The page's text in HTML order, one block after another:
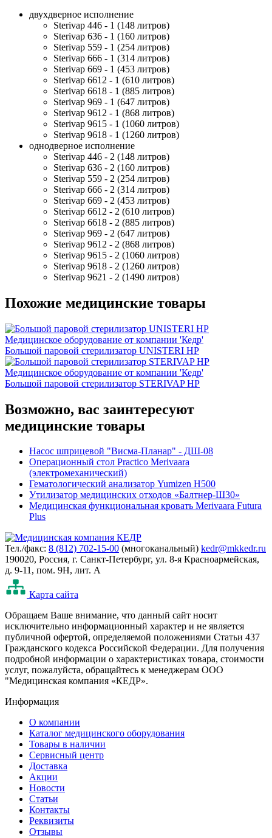
двухдверное исполнение
Sterivap 446 - 1 (148 литров)
Sterivap 636 - 1 (160 литров)
Sterivap 559 - 1 (254 литров)
Sterivap 666 - 1 (314 литров)
Sterivap 669 - 1 (453 литров)
Sterivap 6612 - 1 (610 литров)
Sterivap 6618 - 1 (885 литров)
Sterivap 969 - 1 (647 литров)
Sterivap 9612 - 1 (868 литров)
Sterivap 9615 - 1 (1060 литров)
Sterivap 9618 - 1 (1260 литров)
однодверное исполнение
Sterivap 446 - 2 (148 литров)
Sterivap 636 - 2 (160 литров)
Sterivap 559 - 2 (254 литров)
Sterivap 666 - 2 (314 литров)
Sterivap 669 - 2 (453 литров)
Sterivap 6612 - 2 (610 литров)
Sterivap 6618 - 2 (885 литров)
Sterivap 969 - 2 (647 литров)
Sterivap 9612 - 2 (868 литров)
Sterivap 9615 - 2 (1060 литров)
Sterivap 9618 - 2 (1260 литров)
Sterivap 9621 - 2 (1490 литров)
Похожие медицинские товары
Большой паровой стерилизатор UNISTERI HP
Большой паровой стерилизатор STERIVAP HP
Возможно, вас заинтересуют
медицинские товары
Насос шприцевой "Висма-Планар" - ДШ-08
Операционный стол Practico Merivaara
(электромеханический)
Гематологический анализатор Yumizen H500
Утилизатор медицинских отходов «Балтнер-Ш30»
Медицинская функциональная кровать Merivaara Futura
Plus
Тел./факс: 8 (812) 702-15-00 (многоканальный) kedr@mkkedr.ru
190020, Россия, г. Санкт-Петербург, ул. 8-я Красноармейская,
д. 9-11, пом. 9Н, лит. А
Карта сайта
Oбращаем Ваше внимание, что данный сайт носит
исключительно информационный характер и не является
публичной офертой, определяемой положениями Статьи 437
Гражданского кодекса Российской Федерации. Для получения
подробной информации о характеристиках товара, стоимости
услуг, пожалуйста, обращайтесь к менеджерам ООО
"Медицинская компания «КЕДР».
Информация
О компании
Каталог медицинского оборудования
Товары в наличии
Сервисный центр
Доставка
Акции
Новости
Статьи
Контакты
Реквизиты
Отзывы